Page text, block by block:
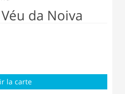
da Noiva
la carte